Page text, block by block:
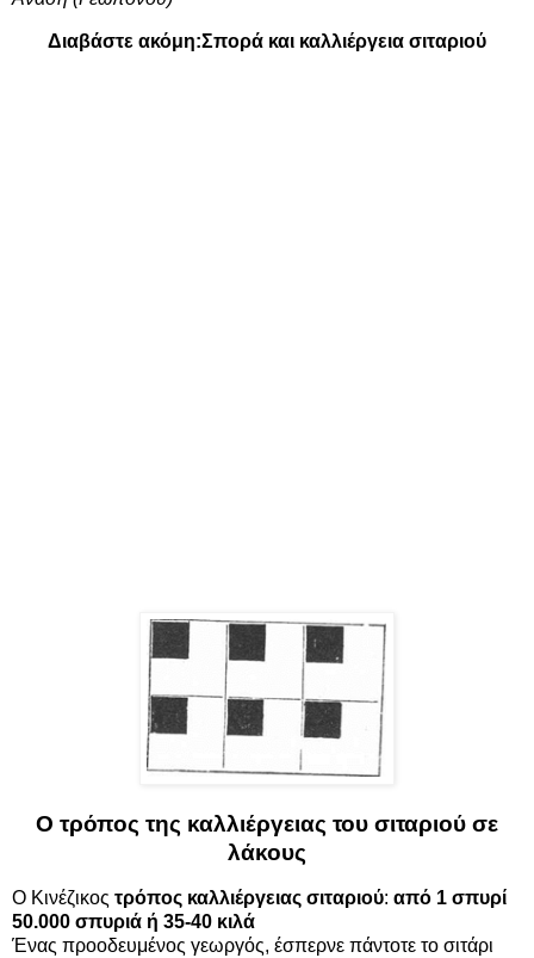
Διαβάστε ακόμη:Σπορά και καλλιέργεια σιταριού
Ο τρόπος της καλλιέργειας του σιταριού σε
λάκους
Ο Κινέζικος τρόπος καλλιέργειας σιταριού: από 1 σπυρί
50.000 σπυριά ή 35-40 κιλά
Ένας προοδευμένος γεωργός, έσπερνε πάντοτε το σιτάρι